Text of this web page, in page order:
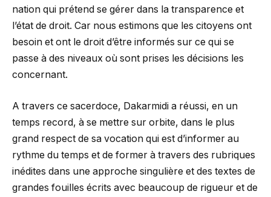
nation qui prétend se gérer dans la transparence et
l’état de droit. Car nous estimons que les citoyens ont
besoin et ont le droit d’être informés sur ce qui se
passe à des niveaux où sont prises les décisions les
concernant.
A travers ce sacerdoce, Dakarmidi a réussi, en un
temps record, à se mettre sur orbite, dans le plus
grand respect de sa vocation qui est d’informer au
rythme du temps et de former à travers des rubriques
inédites dans une approche singulière et des textes de
grandes fouilles écrits avec beaucoup de rigueur et de